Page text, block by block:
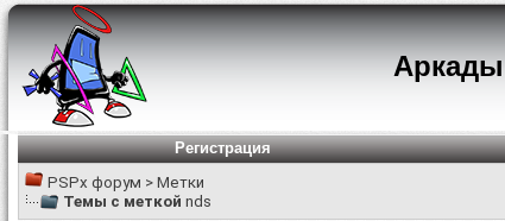
Аркады
Регистрация
PSPx форум > Метки
Темы с меткой nds